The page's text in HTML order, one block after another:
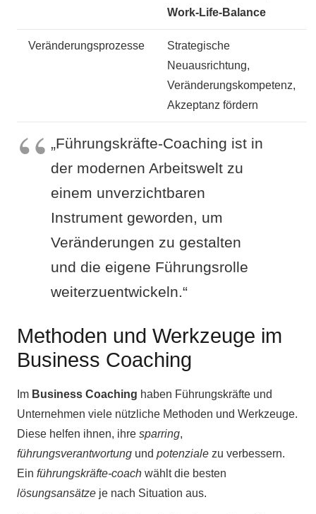
Work-Life-Balance
Veränderungsprozesse
Strategische
Neuausrichtung,
Veränderungskompetenz,
Akzeptanz fördern
„Führungskräfte-Coaching ist in
der modernen Arbeitswelt zu
einem unverzichtbaren
Instrument geworden, um
Veränderungen zu gestalten
und die eigene Führungsrolle
weiterzuentwickeln.“
Methoden und Werkzeuge im
Business Coaching
Im Business Coaching haben Führungskräfte und
Unternehmen viele nützliche Methoden und Werkzeuge.
Diese helfen ihnen, ihre sparring,
führungsverantwortung und potenziale zu verbessern.
Ein führungskräfte-coach wählt die besten
lösungsansätze je nach Situation aus.